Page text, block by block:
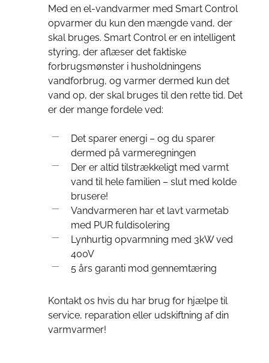
Med en el-vandvarmer med Smart Control
opvarmer du kun den mængde vand, der
skal bruges. Smart Control er en intelligent
styring, der aflæser det faktiske
forbrugsmønster i husholdningens
vandforbrug, og varmer dermed kun det
vand op, der skal bruges til den rette tid. Det
er der mange fordele ved:
Det sparer energi – og du sparer
dermed på varmeregningen
Der er altid tilstrækkeligt med varmt
vand til hele familien – slut med kolde
brusere!
Vandvarmeren har et lavt varmetab
med PUR fuldisolering
Lynhurtig opvarmning med 3kW ved
400V
5 års garanti mod gennemtæring
Kontakt os hvis du har brug for hjælpe til
service, reparation eller udskiftning af din
varmvarmer!